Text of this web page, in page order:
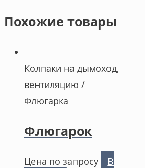
Похожие товары
Колпаки на дымоход,
вентиляцию /
Флюгарка
Флюгарок
Цена по запросу
В